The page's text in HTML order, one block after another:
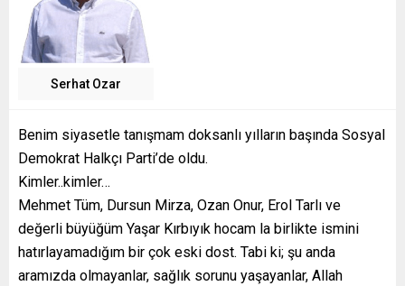
Serhat Ozar
Benim siyasetle tanışmam doksanlı yılların başında Sosyal
Demokrat Halkçı Parti’de oldu.
Kimler..kimler…
Mehmet Tüm, Dursun Mirza, Ozan Onur, Erol Tarlı ve
değerli büyüğüm Yaşar Kırbıyık hocam la birlikte ismini
hatırlayamadığım bir çok eski dost. Tabi ki; şu anda
aramızda olmayanlar, sağlık sorunu yaşayanlar, Allah